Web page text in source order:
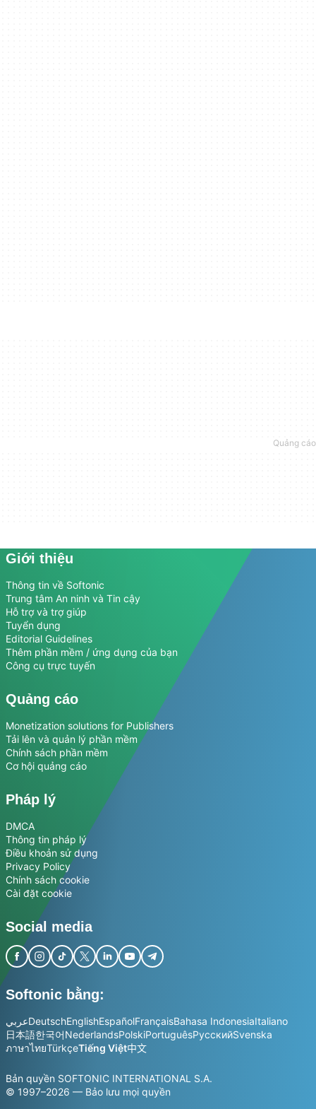
Giới thiệu
Thông tin về Softonic
Trung tâm An ninh và Tin cậy
Hỗ trợ và trợ giúp
Tuyển dụng
Editorial Guidelines
Thêm phần mềm / ứng dụng của bạn
Công cụ trực tuyến
Quảng cáo
Monetization solutions for Publishers
Tải lên và quản lý phần mềm
Chính sách phần mềm
Cơ hội quảng cáo
Pháp lý
DMCA
Thông tin pháp lý
Điều khoản sử dụng
Privacy Policy
Chính sách cookie
Cài đặt cookie
Social media
Softonic bằng:
عربيDeutschEnglishEspañolFrançaisBahasa IndonesiaItaliano
日本語한국어NederlandsPolskiPortuguêsРусскийSvenska
ภาษาไทยTürkçeTiếng Việt中文
Bản quyền SOFTONIC INTERNATIONAL S.A.
© 1997–2026 — Bảo lưu mọi quyền